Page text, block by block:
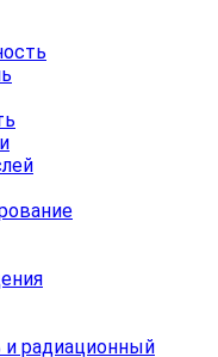
и радиационный